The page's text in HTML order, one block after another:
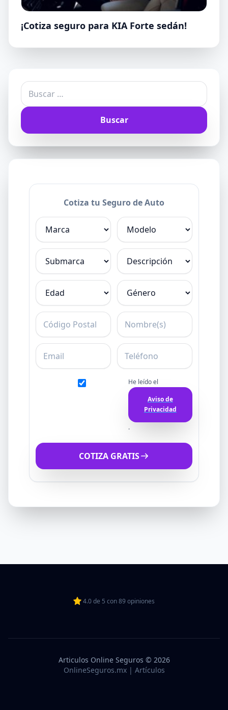
¡Cotiza seguro para KIA Forte sedán!
Buscar:
Cotiza tu Seguro de Auto
Marca
Modelo
Submarca Descripción
Edad Género
C.P. Nombre
Email Teléfono
He leído el
Aviso de
Privacidad
.
COTIZA GRATIS
4.0de 5 con89 opiniones
Articulos Online Seguros © 2026
OnlineSeguros.mx | Artículos